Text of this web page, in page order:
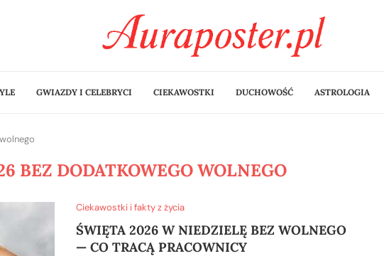
GWIAZDY I CELEBRYCI CIEKAWOSTKI DUCHOWOŚĆ ASTROLOGIA
BEZ DODATKOWEGO WOLNEGO
Ciekawostki i fakty z życia
ŚWIĘTA 2026 W NIEDZIELĘ BEZ WOLNEGO
— CO TRACĄ PRACOWNICY